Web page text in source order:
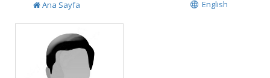
English
Ana Sayfa